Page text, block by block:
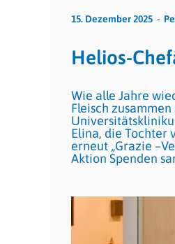
15. Dezember 2025
Helios-
Wie alle Jahre
Fleisch
Elina, die Tochter
erneut „Grazie
Aktion Spenden